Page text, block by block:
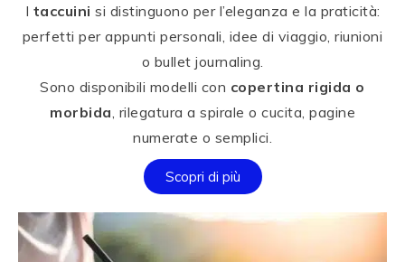
I taccuini si distinguono per l’eleganza e la praticità:
perfetti per appunti personali, idee di viaggio, riunioni
o bullet journaling.
Sono disponibili modelli con copertina rigida o
morbida , rilegatura a spirale o cucita, pagine
numerate o semplici.
Scopri di più